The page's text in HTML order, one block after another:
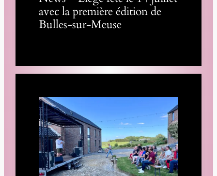
avec la première édition de
Bulles-sur-Meuse